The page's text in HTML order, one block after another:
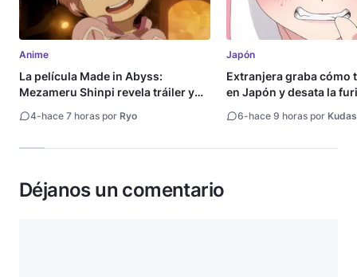
Anime
La película Made in Abyss:
Mezameru Shinpi revela tráiler y
4-hace 7 horas por Ryo
Japón
Extranjera graba cómo
en Japón y desata la
6-hace 9 horas por
Déjanos un comentario